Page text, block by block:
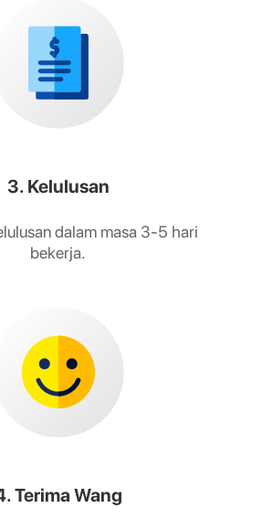
3. Kelulusan
dalam masa 3-5 hari
bekerja.
Terima Wang